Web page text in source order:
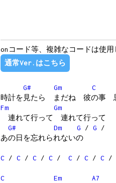
onコード等、複雑なコードは使用
通常Ver.はこちら
G# Gm
C
時計を見たら まだね 彼の事
Fm
Gm
連れて行って 連れて行って
G#
Dm G / G /
あの日を忘れられないの
C / C / C / C / C / C / C /
C Em A7